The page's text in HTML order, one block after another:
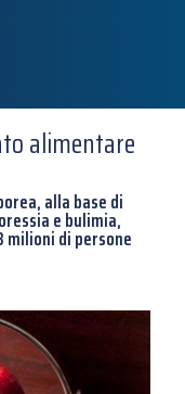
alimentare
alla base di
e bulimia,
milioni di persone